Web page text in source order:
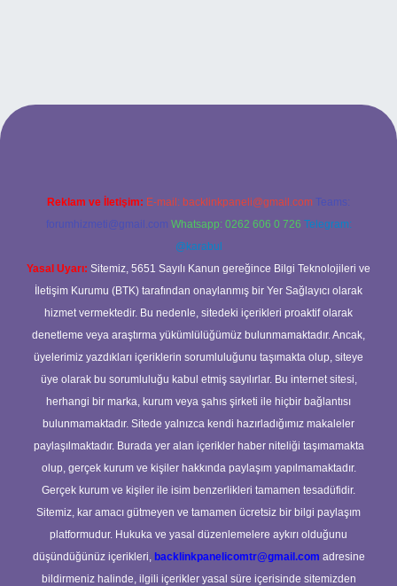
Reklam ve İletişim: E-mail: backlinkpaneli@gmail.com Teams:
forumhizmeti@gmail.com Whatsapp: 0262 606 0 726 Telegram:
@karabul
Yasal Uyarı: Sitemiz, 5651 Sayılı Kanun gereğince Bilgi Teknolojileri ve
İletişim Kurumu (BTK) tarafından onaylanmış bir Yer Sağlayıcı olarak
hizmet vermektedir. Bu nedenle, sitedeki içerikleri proaktif olarak
denetleme veya araştırma yükümlülüğümüz bulunmamaktadır. Ancak,
üyelerimiz yazdıkları içeriklerin sorumluluğunu taşımakta olup, siteye
üye olarak bu sorumluluğu kabul etmiş sayılırlar. Bu internet sitesi,
herhangi bir marka, kurum veya şahıs şirketi ile hiçbir bağlantısı
bulunmamaktadır. Sitede yalnızca kendi hazırladığımız makaleler
paylaşılmaktadır. Burada yer alan içerikler haber niteliği taşımamakta
olup, gerçek kurum ve kişiler hakkında paylaşım yapılmamaktadır.
Gerçek kurum ve kişiler ile isim benzerlikleri tamamen tesadüfidir.
Sitemiz, kar amacı gütmeyen ve tamamen ücretsiz bir bilgi paylaşım
platformudur. Hukuka ve yasal düzenlemelere aykırı olduğunu
düşündüğünüz içerikleri, backlinkpanelicomtr@gmail.com adresine
bildirmeniz halinde, ilgili içerikler yasal süre içerisinde sitemizden